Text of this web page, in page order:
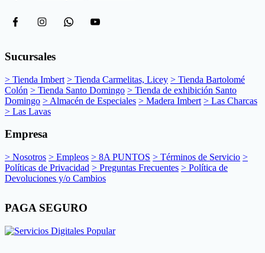
Sucursales
> Tienda Imbert > Tienda Carmelitas, Licey > Tienda Bartolomé
Colón > Tienda Santo Domingo > Tienda de exhibición Santo
Domingo > Almacén de Especiales > Madera Imbert > Las Charcas
> Las Lavas
Empresa
> Nosotros > Empleos > 8A PUNTOS > Términos de Servicio >
Políticas de Privacidad > Preguntas Frecuentes > Política de
Devoluciones y/o Cambios
PAGA SEGURO